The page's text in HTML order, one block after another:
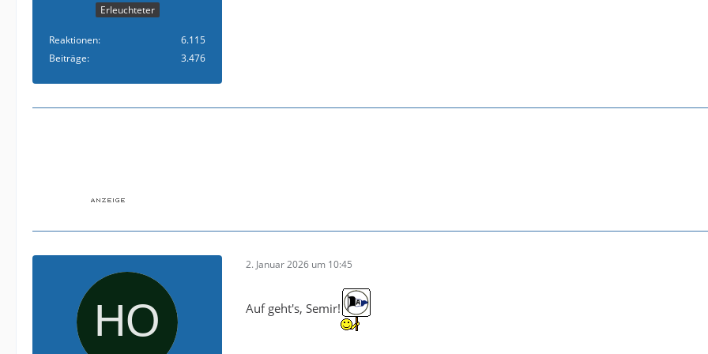
Erleuchteter
Reaktionen
6.115
Beiträge
3.476
2. Januar 2026 um 10:45
Auf geht's, Semir!